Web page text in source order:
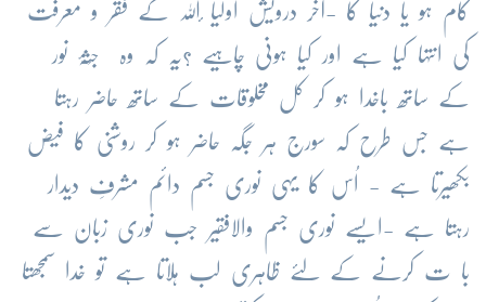
کام ہو یا دنیا کا -آخر درویش اولیا ٔاللہ کے فقر و معرفت
کی انتہا کیا ہے اور کیا ہونی چاہیے ؟یہ کہ وہ جُثّۂ نور
کے ساتھ باخدا ہو کر کل مخلوقات کے ساتھ حاضر رہتا
ہے جس طرح کہ سورج ہر جگہ حاضر ہو کر روشنی کا فیض
بکھیرتا ہے - اُس کا یہی نوری جسم دائم مشرفِ دیدار
رہتا ہے -ایسے نوری جسم والافقیر جب نوری زبان سے
با ت کرنے کے لئے ظاہری لب ہلاتا ہے تو خدا سمجھتا